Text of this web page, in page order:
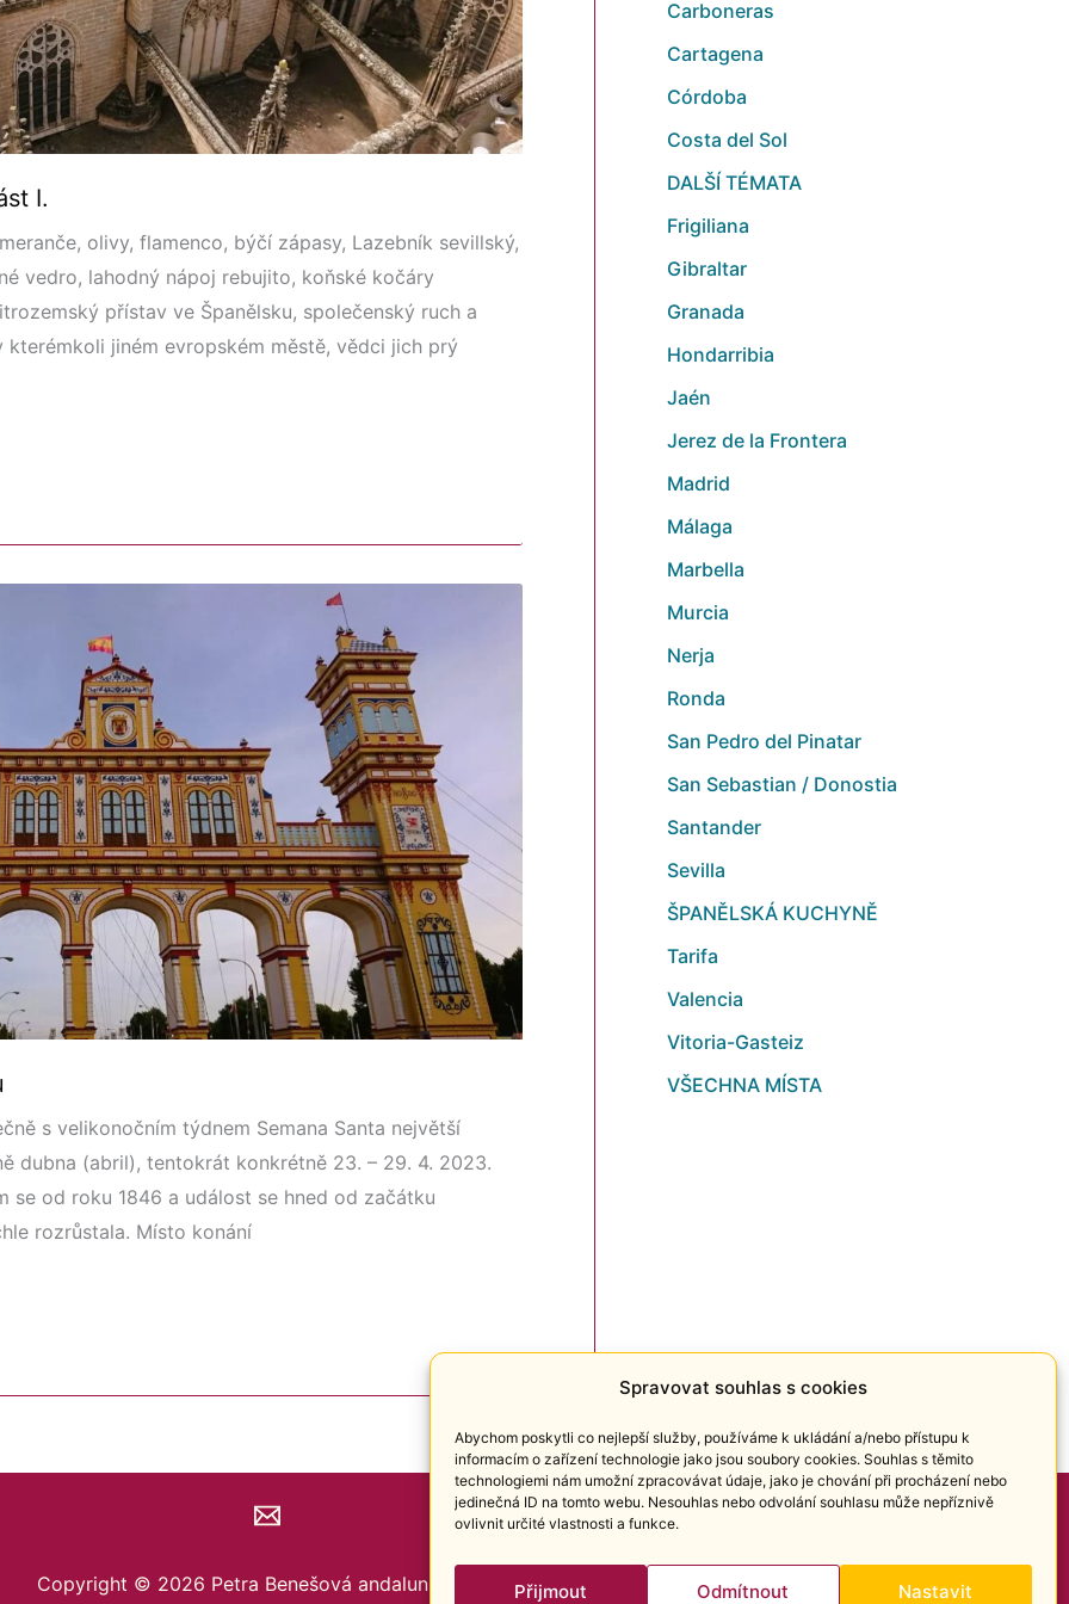
Spravovat souhlas s cookies
Abychom poskytli co nejlepší služby, používáme k ukládání a/nebo přístupu k
informacím o zařízení technologie jako jsou soubory cookies. Souhlas s těmito
technologiemi nám umožní zpracovávat údaje, jako je chování při procházení nebo
jedinečná ID na tomto webu. Nesouhlas nebo odvolání souhlasu může nepříznivě
ovlivnit určité vlastnosti a funkce.
Přijmout Odmítnout Nastavit
I.
olivy, flamenco, býčí zápasy, Lazebník sevillský,
vedro, lahodný nápoj rebujito, koňské kočáry
přístav ve Španělsku, společenský ruch a
jiném evropském městě, vědci jich prý
s velikonočním týdnem Semana Santa největší
dubna (abril), tentokrát konkrétně 23. – 29. 4. 2023.
se od roku 1846 a událost se hned od začátku
rozrůstala. Místo konání
Carboneras
Cartagena
Córdoba
Costa del Sol
DALŠÍ TÉMATA
Frigiliana
Gibraltar
Granada
Hondarribia
Jaén
Jerez de la Frontera
Madrid
Málaga
Marbella
Murcia
Nerja
Ronda
San Pedro del Pinatar
San Sebastian / Donostia
Santander
Sevilla
ŠPANĚLSKÁ KUCHYNĚ
Tarifa
Valencia
Vitoria-Gasteiz
VŠECHNA MÍSTA
Copyright © 2026 Petra Benešová andalunica.com